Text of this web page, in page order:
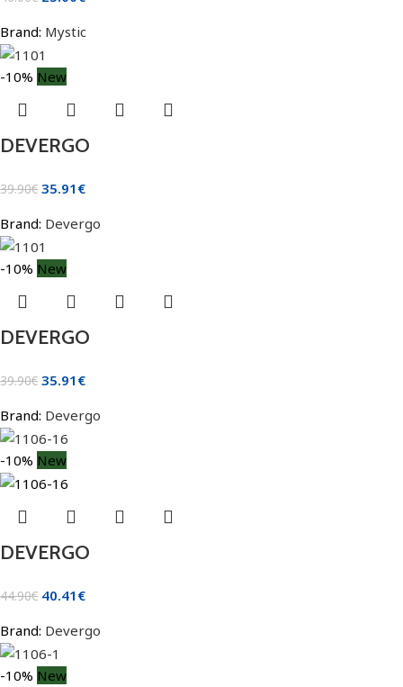
Brand: Mystic
-10% New
DEVERGO
39.90€ 35.91 €
Brand: Devergo
-10% New
DEVERGO
39.90€ 35.91 €
Brand: Devergo
-10% New
DEVERGO
44.90€ 40.41 €
Brand: Devergo
-10% New